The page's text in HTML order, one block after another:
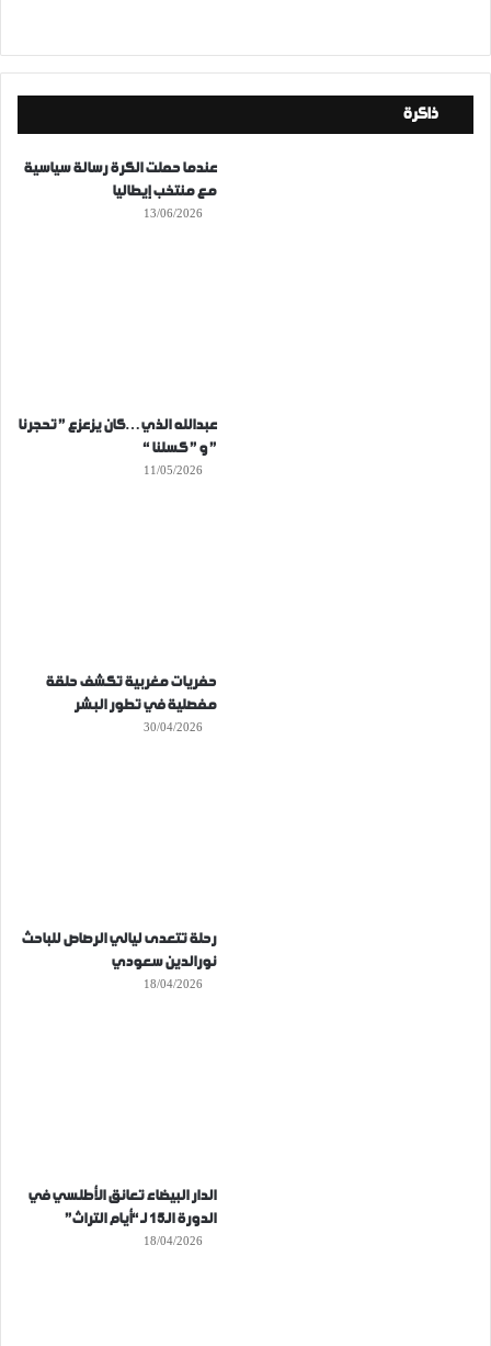
ذاكرة
عندما حملت الكرة رسالة سياسية
مع منتخب إيطاليا
13/06/2026
عبدالله الذي…كان يزعزع ” تحجرنا
” و ” كسلنا “
11/05/2026
حفريات مغربية تكشف حلقة
مفصلية في تطور البشر
30/04/2026
رحلة تتعدى ليالي الرصاص للباحث
نورالدين سعودي
18/04/2026
الدار البيضاء تعانق الأطلسي في
الدورة الـ15 لـ “أيام التراث”
18/04/2026